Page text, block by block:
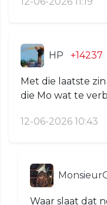
HP +14237
Met die laatste
die Mo wat te
12-06-2026 10:43
Waar slaat dat